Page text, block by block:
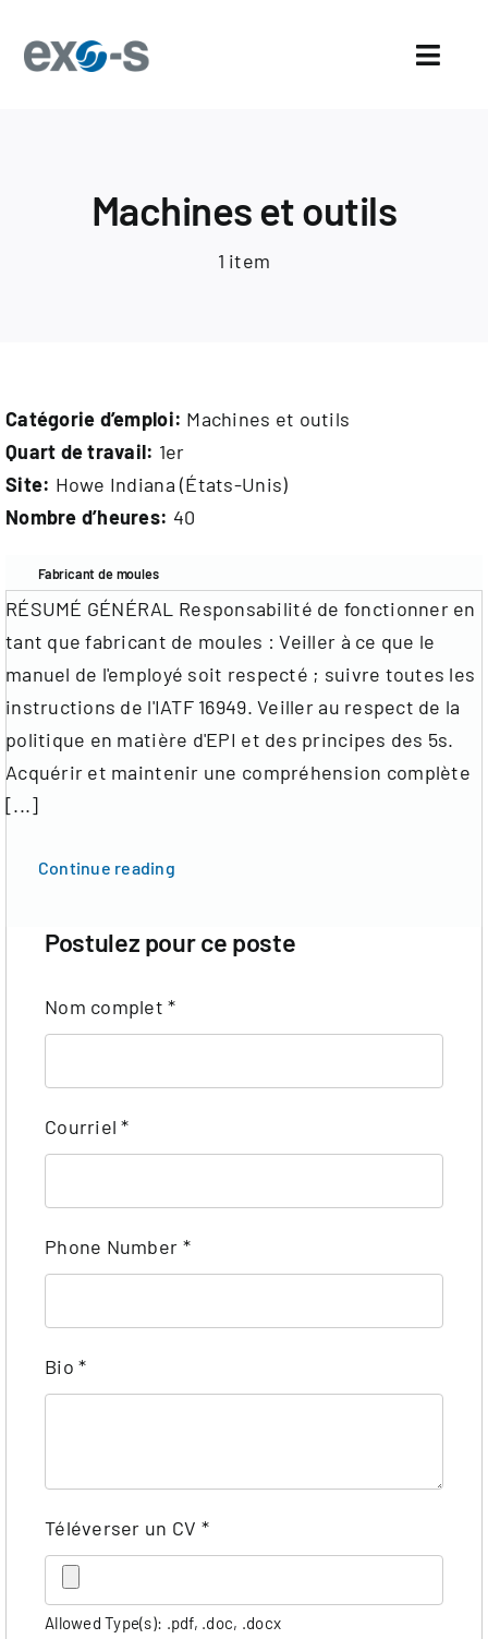
FR
Machines et outils
1 item
Catégorie d’emploi: Machines et outils
Quart de travail: 1er
Site: Howe Indiana (États-Unis)
Nombre d’heures: 40
Fabricant de moules
RÉSUMÉ GÉNÉRAL Responsabilité de fonctionner en
tant que fabricant de moules : Veiller à ce que le
manuel de l'employé soit respecté ; suivre toutes les
instructions de l'IATF 16949. Veiller au respect de la
politique en matière d'EPI et des principes des 5s.
Acquérir et maintenir une compréhension complète
[...]
Continue reading
Postulez pour ce poste
Nom complet*
Courriel*
Phone Number *
Bio*
Téléverser un CV *
Allowed Type(s): .pdf, .doc, .docx